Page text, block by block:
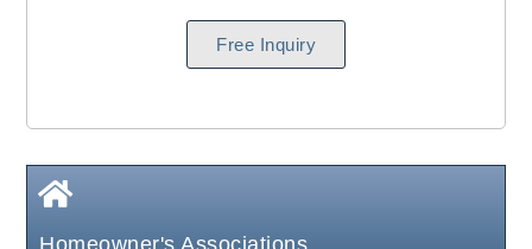
Free Inquiry
Homeowner's Associations